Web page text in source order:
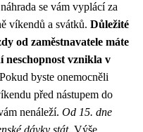
se vám vyplácí za
víkendů a svátků. Důležité
od zaměstnavatele máte
neschopnost vznikla v
Pokud byste onemocněli
před nástupem do
nenáleží. Od 15. dne
dávky stát. Výše